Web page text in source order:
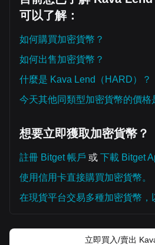
可以了解：
如何購買加密貨幣？
如何出售加密貨幣？
什麼是 Kava Lend（HARD）？
今天其他同類型加密貨幣的價格
想要立即獲取加密貨幣？
註冊 Bitget 帳戶 或 下載 Bitget
使用信用卡直接購買加密貨幣。
在現貨平台交易多種加密貨幣，
立即買入/賣出